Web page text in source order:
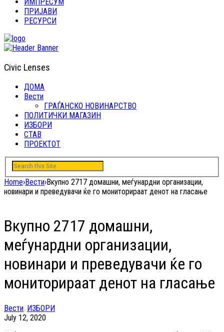
ПРИЈАВИ
РЕСУРСИ
Civic Lenses
ДОМА
Вести
ГРАЃАНСКО НОВИНАРСТВО
ПОЛИТИЧКИ МАГАЗИН
ИЗБОРИ
СТАВ
ПРОЕКТОТ
Home›Вести›Вкупно 2717 домашни, меѓунардни организации,
новинари и преведувачи ќе го мониторираат денот на гласање
Вкупно 2717 домашни,
меѓунардни организации,
новинари и преведувачи ќе го
мониторираат денот на гласање
Вести, ИЗБОРИ
July 12, 2020